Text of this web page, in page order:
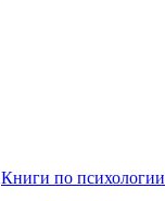
Книги по психологии